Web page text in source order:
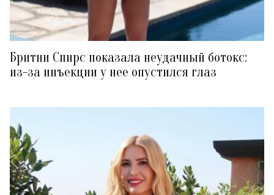
Бритни Спирс показала неудачный ботокс:
из-за инъекции у нее опустился глаз